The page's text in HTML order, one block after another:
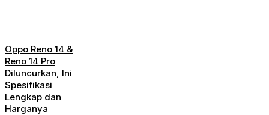
Oppo Reno 14 &
Reno 14 Pro
Diluncurkan, Ini
Spesifikasi
Lengkap dan
Harganya